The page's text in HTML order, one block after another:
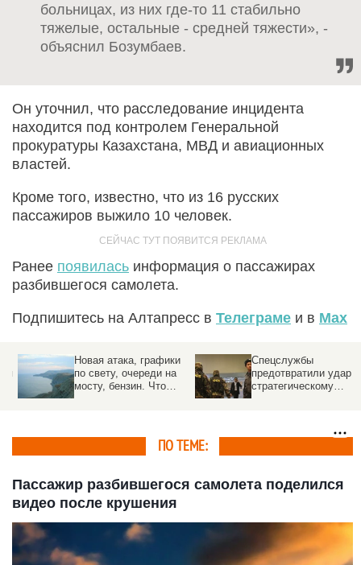
больницах, из них где-то 11 стабильно
тяжелые, остальные - средней тяжести», -
объяснил Бозумбаев.
Он уточнил, что расследование инцидента
находится под контролем Генеральной
прокуратуры Казахстана, МВД и авиационных
властей.
Кроме того, известно, что из 16 русских
пассажиров выжило 10 человек.
Ранее появилась информация о пассажирах
разбившегося самолета.
Подпишитесь на Алтапресс в Телеграме и в Max
Новая атака, графики
по свету, очереди на
мосту, бензин. Что
произошло в Крыму
Спецслужбы
предотвратили удар по
стратегическому
предприятию под
ПО ТЕМЕ:
Пассажир разбившегося самолета поделился
видео после крушения